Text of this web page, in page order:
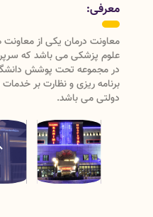
قسمتهای معاونت درمان
مدیریتی (مدیریت نظارت و
مراکز تشخیصی
ریاست معاون درمان رسیدگی